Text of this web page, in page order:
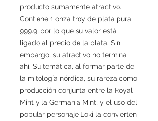
producto sumamente atractivo.
Contiene 1 onza troy de plata pura
999.9, por lo que su valor está
ligado al precio de la plata. Sin
embargo, su atractivo no termina
ahí. Su temática, al formar parte de
la mitología nórdica, su rareza como
producción conjunta entre la Royal
Mint y la Germania Mint, y el uso del
popular personaje Loki la convierten